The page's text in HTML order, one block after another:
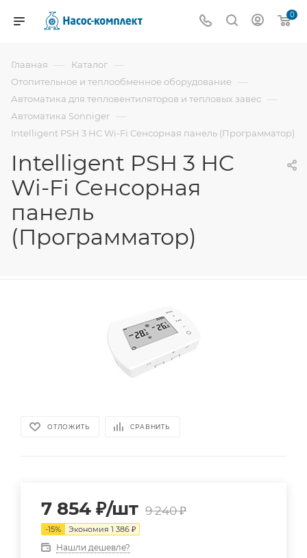
0
Главная — Каталог —
Отопительное и теплообменное оборудование —
Автоматика для тепловентиляторов и тепловых завес —
Автоматика Sonniger —
Intelligent PSH 3 HC Wi-Fi Сенсорная панель (Программатор)
Intelligent PSH 3 HC
Wi-Fi Сенсорная
панель
(Программатор)
ОТЛОЖИТЬ СРАВНИТЬ
7 854 ₽/шт 9 240₽
-15% Экономия 1 386 ₽
Нашли дешевле?